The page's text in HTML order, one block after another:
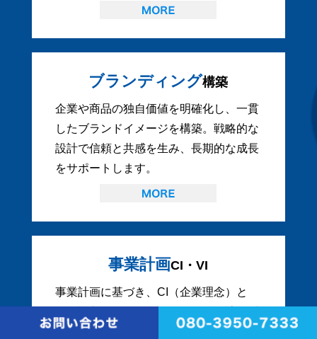
ブランディング構築
企業や商品の独自価値を明確化し、一貫
したブランドイメージを構築。戦略的な
設計で信頼と共感を生み、長期的な成長
をサポートします。
事業計画CI・VI
事業計画に基づき、CI（企業理念）と
ランドの一貫性を高め、信頼性と認知度